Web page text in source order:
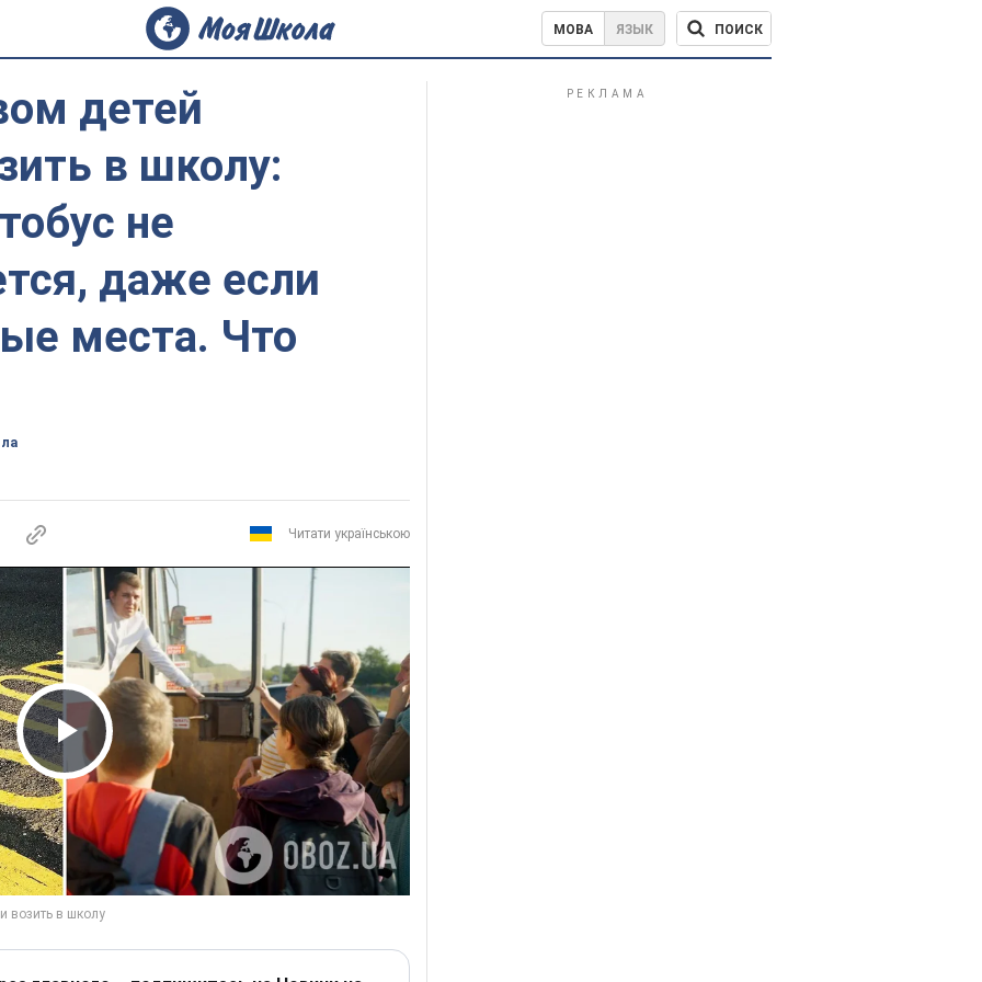
МОВА ЯЗЫК ПОИСК
детей
в школу:
не
даже если
места. Что
Читати українською
Play Video